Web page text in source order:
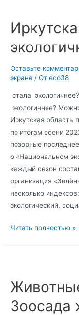
Оставьте
экране / От eco38
стала
экологичнее?
Иркутская область
по итогам осени
позорные
о «Национальном
каждый сезон
организация
несколько
экологический,
Читать полностью »
Зоосада